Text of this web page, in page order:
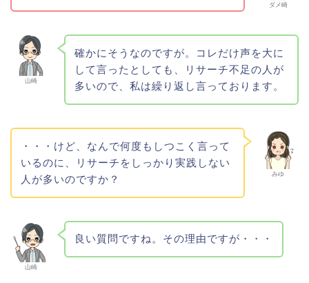
ダメ崎
山崎
確かにそうなのですが。コレだけ声を大に
して言ったとしても、リサーチ不足の人が
多いので、私は繰り返し言っております。
みゆ
・・・けど、なんで何度もしつこく言って
いるのに、リサーチをしっかり実践しない
人が多いのですか？
山崎
良い質問ですね。その理由ですが・・・